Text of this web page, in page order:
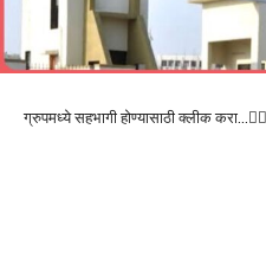
ग्रुपमध्ये सहभागी होण्यासाठी क्लीक करा…👆🏻